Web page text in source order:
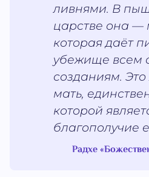
ливнями. В
царстве она —
которая даёт
убежище всем
созданиям.
мать,
которой
благополучие
Радхе